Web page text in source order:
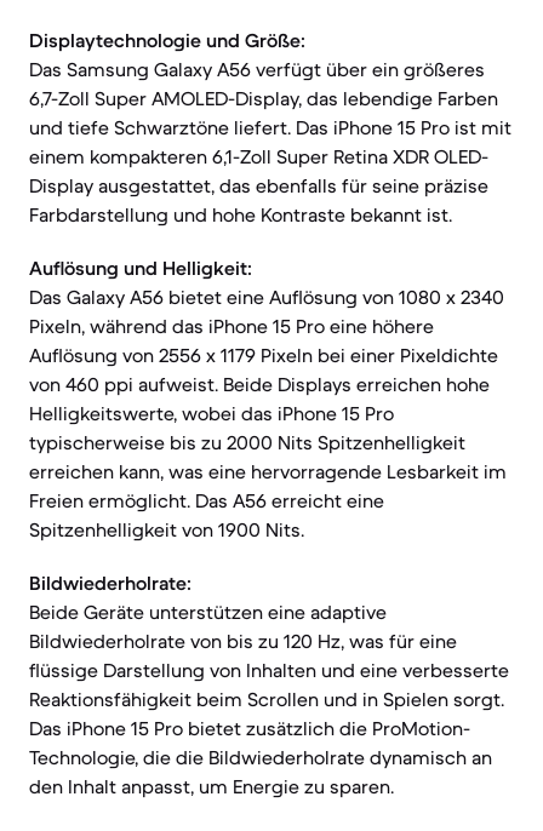
Displaytechnologie und Größe:
Das Samsung Galaxy A56 verfügt über ein größeres
6,7-Zoll Super AMOLED-Display, das lebendige Farben
und tiefe Schwarztöne liefert. Das iPhone 15 Pro ist mit
einem kompakteren 6,1-Zoll Super Retina XDR OLED-
Display ausgestattet, das ebenfalls für seine präzise
Farbdarstellung und hohe Kontraste bekannt ist.
Auflösung und Helligkeit:
Das Galaxy A56 bietet eine Auflösung von 1080 x 2340
Pixeln, während das iPhone 15 Pro eine höhere
Auflösung von 2556 x 1179 Pixeln bei einer Pixeldichte
von 460 ppi aufweist. Beide Displays erreichen hohe
Helligkeitswerte, wobei das iPhone 15 Pro
typischerweise bis zu 2000 Nits Spitzenhelligkeit
erreichen kann, was eine hervorragende Lesbarkeit im
Freien ermöglicht. Das A56 erreicht eine
Spitzenhelligkeit von 1900 Nits.
Bildwiederholrate:
Beide Geräte unterstützen eine adaptive
Bildwiederholrate von bis zu 120 Hz, was für eine
flüssige Darstellung von Inhalten und eine verbesserte
Reaktionsfähigkeit beim Scrollen und in Spielen sorgt.
Das iPhone 15 Pro bietet zusätzlich die ProMotion-
Technologie, die die Bildwiederholrate dynamisch an
den Inhalt anpasst, um Energie zu sparen.